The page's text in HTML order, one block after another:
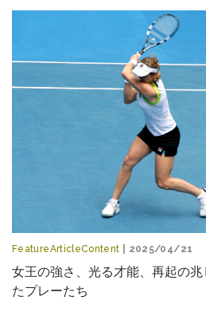
FeatureArticleContent | 2025/04/21
女王の強さ、光る才能、再起の
たプレーたち